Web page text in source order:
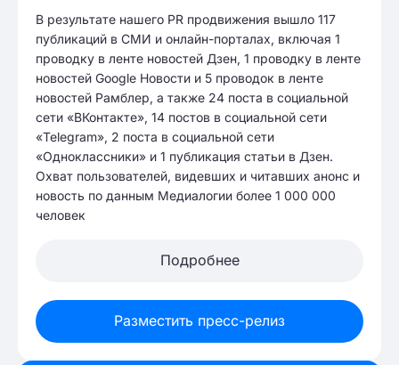
В результате нашего PR продвижения вышло 117
публикаций в СМИ и онлайн-порталах, включая 1
проводку в ленте новостей Дзен, 1 проводку в ленте
новостей Google Новости и 5 проводок в ленте
новостей Рамблер, а также 24 поста в социальной
сети «ВКонтакте», 14 постов в социальной сети
«Telegram», 2 поста в социальной сети
«Одноклассники» и 1 публикация статьи в Дзен.
Охват пользователей, видевших и читавших анонс и
новость по данным Медиалогии более 1 000 000
человек
Подробнее
Разместить пресс-релиз